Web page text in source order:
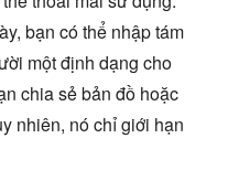
bạn có thể nhập tám
một định dạng cho
chia sẻ bản đồ hoặc
nhiên, nó chỉ giới hạn